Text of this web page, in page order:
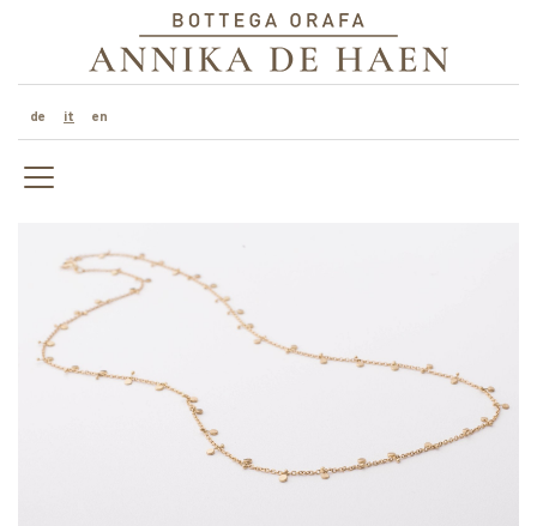
de it en